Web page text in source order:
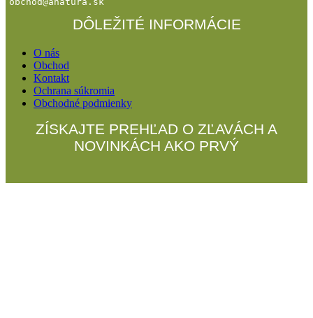
DÔLEŽITÉ INFORMÁCIE
O nás
Obchod
Kontakt
Ochrana súkromia
Obchodné podmienky
ZÍSKAJTE PREHĽAD O ZĽAVÁCH A
NOVINKÁCH AKO PRVÝ